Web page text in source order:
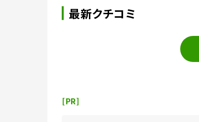
最新クチコミ
[PR]